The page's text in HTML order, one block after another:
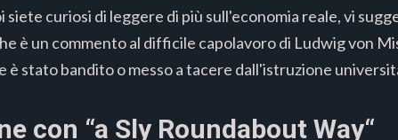
siete curiosi di leggere di più sull'economia reale, vi
è un commento al difficile capolavoro di Ludwig von
è stato bandito o messo a tacere dall'istruzione
con “a Sly Roundabout Way“